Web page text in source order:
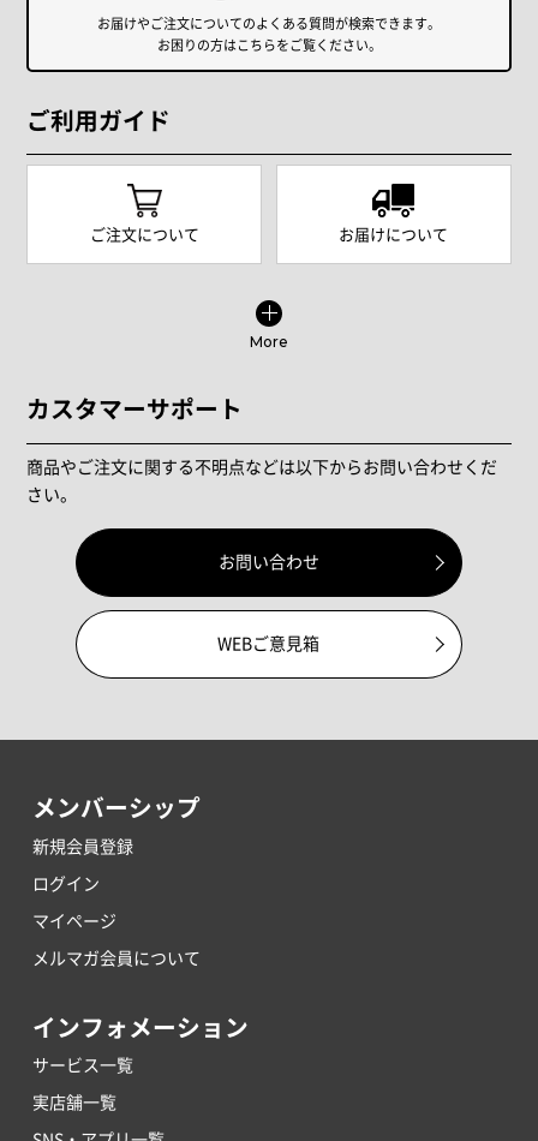
お届けやご注文についてのよくある質問が検索できます。
お困りの方はこちらをご覧ください。
ご利用ガイド
ご注文について お届けについて
More
カスタマーサポート
商品やご注文に関する不明点などは以下からお問い合わせくだ
さい。
お問い合わせ
WEBご意見箱
メンバーシップ
新規会員登録
ログイン
マイページ
メルマガ会員について
インフォメーション
サービス一覧
実店舗一覧